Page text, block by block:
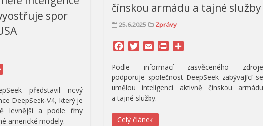
spor
představil nový
DeepSeek‑V4, který je
levnější a podle firmy
americké modely.
čínskou armádu a tajné služby
25.6.2025 Zprávy
Facebook
Twitter
Email Print
Podle informací zasvěceného zdroje
podporuje společnost DeepSeek zabývající se
umělou inteligencí aktivně čínskou armádu
a tajné služby.
Celý článek